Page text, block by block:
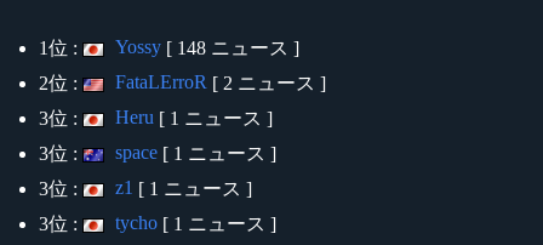
1位 : Yossy[ 148 ニュース ]
2位 :
FataLErroR[ 2 ニュース ]
3位 :
Heru[ 1 ニュース ]
3位 :
space[ 1 ニュース ]
3位 :
z1 [ 1 ニュース ]
3位 :
tycho[ 1 ニュース ]